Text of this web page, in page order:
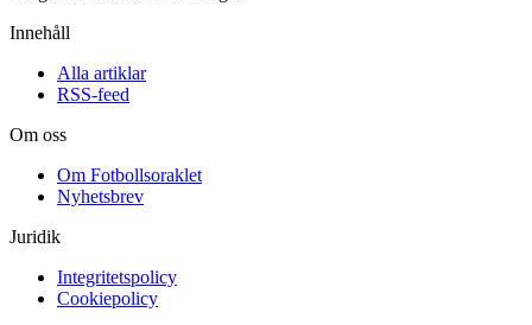
Innehåll
Alla artiklar
RSS-feed
Om oss
Om Fotbollsoraklet
Nyhetsbrev
Juridik
Integritetspolicy
Cookiepolicy